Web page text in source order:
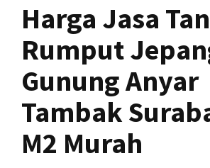
Harga Jasa
Rumput
Gunung Anyar
Tambak
M2 Murah